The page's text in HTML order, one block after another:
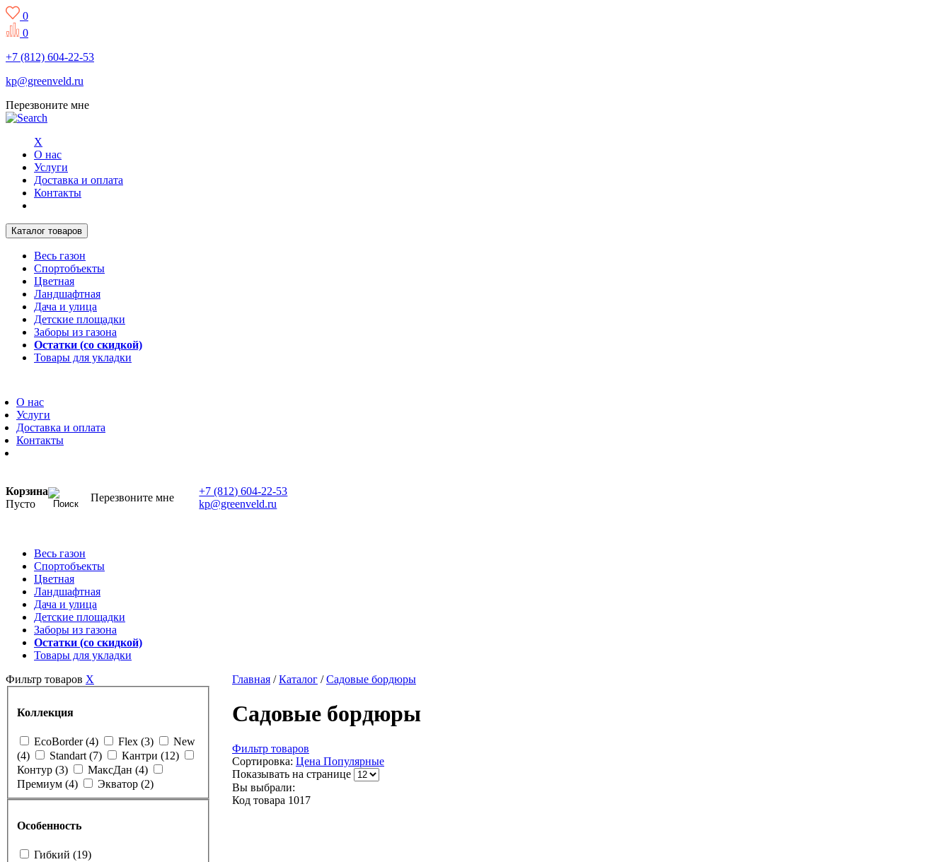
0
0
+7 (812) 604-22-53
kp@greenveld.ru
Перезвоните мне
X
О нас
Услуги
Доставка и оплата
Контакты
Каталог товаров
Весь газон
Спортобъекты
Цветная
Ландшафтная
Дача и улица
Детские площадки
Заборы из газона
Остатки (со скидкой)
Товары для укладки
О нас
Услуги
Доставка и оплата
Контакты
Корзина
Пусто
Перезвоните мне
+7 (812) 604-22-53
kp@greenveld.ru
Весь газон
Спортобъекты
Цветная
Ландшафтная
Дача и улица
Детские площадки
Заборы из газона
Остатки (со скидкой)
Товары для укладки
Фильтр товаров X
Коллекция
EcoBorder(4) Flex (3)
New
(4)
Standart (7) Кантри (12)
Контур (3) МаксДан (4)
Премиум (4) Экватор (2)
Особенность
Гибкий (19)
Главная /Каталог /Садовые бордюры
Садовые бордюры
Фильтр товаров
Сортировка: Цена Популярные
Показывать на странице
Вы выбрали:
Код товара 1017